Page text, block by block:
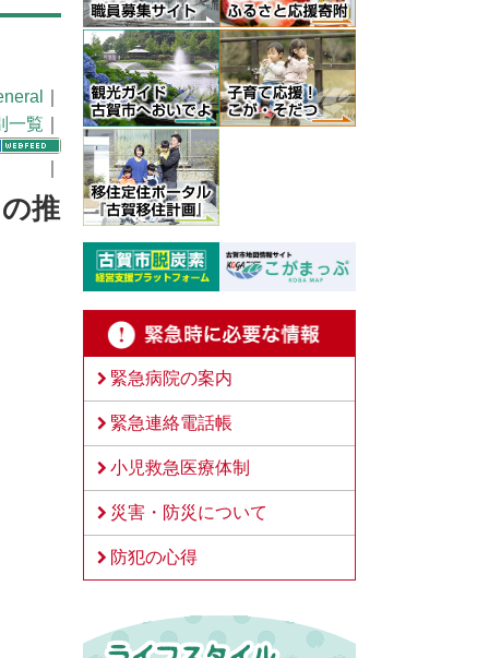
一覧
推
緊急病院の案内
緊急連絡電話帳
小児救急医療体制
災害・防災について
防犯の心得